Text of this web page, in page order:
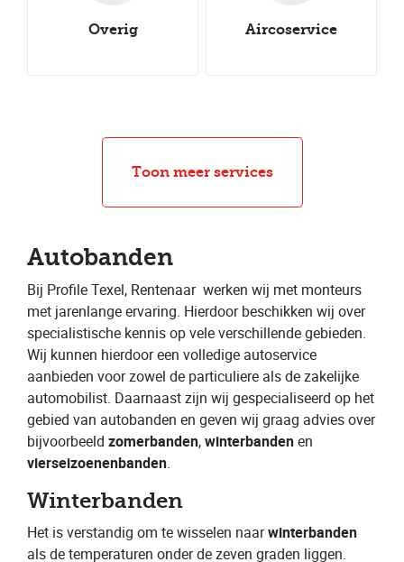
Overig Aircoservice
seasonbanden
Nieuwe zomerbanden Autocheck
Caravancheck Uitlijnen
Toon meer services
Autobanden
Bij Profile Texel, Rentenaar ​ werken wij met monteurs
met jarenlange ervaring. Hierdoor beschikken wij over
specialistische kennis op vele verschillende gebieden.
Wij kunnen hierdoor een volledige autoservice
aanbieden voor zowel de particuliere als de zakelijke
automobilist. Daarnaast zijn wij gespecialiseerd op het
gebied van autobanden en geven wij graag advies over
bijvoorbeeld ​ zomerbanden​, ​winterbanden​ en ​
vierseizoenenbanden​.
Winterbanden
Het is verstandig om te wisselen naar ​winterbanden
als de temperaturen onder de zeven graden liggen.